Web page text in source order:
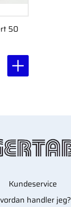
50
Kundeservice
handler jeg?